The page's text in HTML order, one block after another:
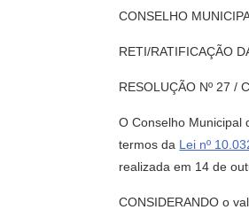
CONSELHO
RETI/RATIFICAÇÃO
RESOLUÇÃO Nº 27 /
O Conselho Municipal
termos da Lei nº
realizada em 14 de
CONSIDERANDO o